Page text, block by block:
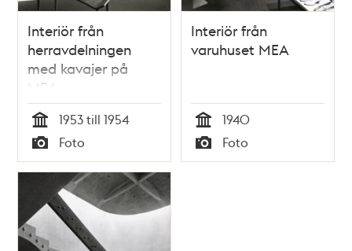
Interiör från
herravdelningen
med kavajer på
MEA
Tid
1953 till 1954
Typ
Foto
Interiör från
varuhuset MEA
Tid
1940
Typ
Foto